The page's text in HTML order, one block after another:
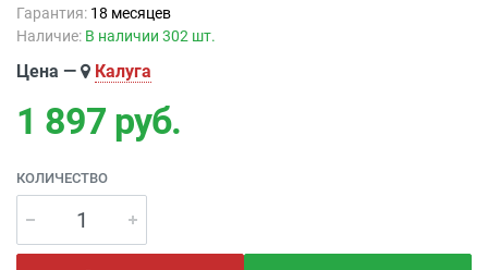
Гарантия: 18 месяцев
Наличие: В наличии 302 шт.
Цена — Калуга
1 897 руб.
КОЛИЧЕСТВО